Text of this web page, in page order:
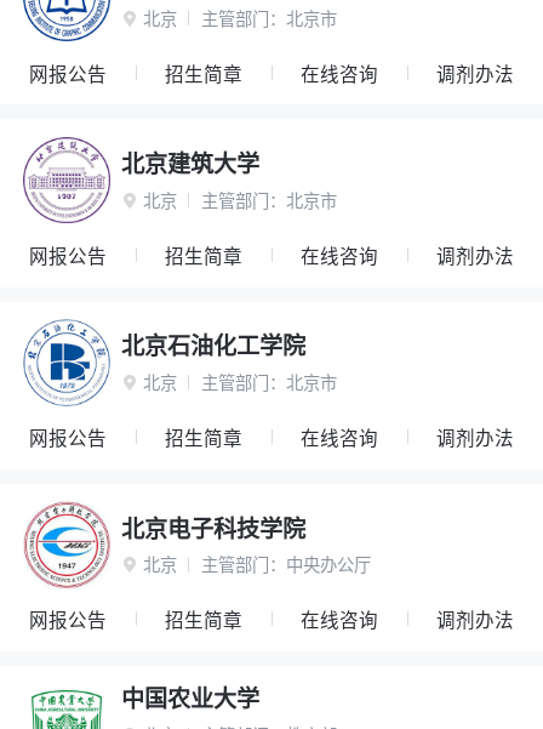
 北京 主管部门： 北京市
网报公告 招生简章 在线咨询 调剂办法
北京建筑大学
 北京 主管部门： 北京市
网报公告 招生简章 在线咨询 调剂办法
北京石油化工学院
 北京 主管部门： 北京市
网报公告 招生简章 在线咨询 调剂办法
北京电子科技学院
 北京 主管部门： 中央办公厅
网报公告 招生简章 在线咨询 调剂办法
中国农业大学